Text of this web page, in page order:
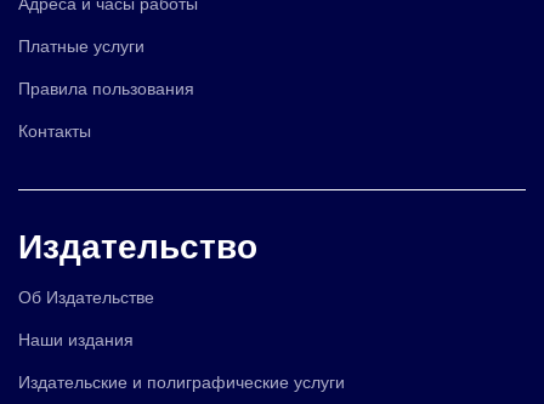
Платные услуги
Правила пользования
Контакты
Издательство
Об Издательстве
Наши издания
Издательские и полиграфические услуги